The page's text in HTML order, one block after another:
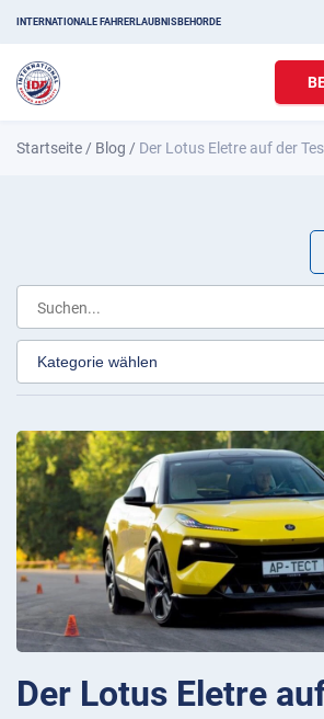
INTERNATIONALE FAHRERLAUBNISBEHÖRDE
Startseite / Blog / Der Lotus Eletre auf der
Der Lotus Eletre